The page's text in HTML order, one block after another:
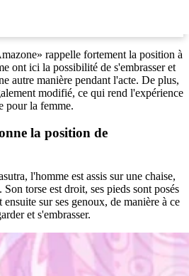
rappelle fortement la position à
ont ici la possibilité de s'embrasser et
autre manière pendant l'acte. De plus,
modifié, ce qui rend l'expérience
pour la femme.
la position de
l'homme est assis sur une chaise,
torse est droit, ses pieds sont posés
sur ses genoux, de manière à ce
et s'embrasser.